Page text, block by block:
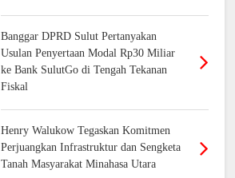
Banggar DPRD Sulut Pertanyakan
Usulan Penyertaan Modal Rp30 Miliar
ke Bank SulutGo di Tengah Tekanan
Fiskal
Henry Walukow Tegaskan Komitmen
Perjuangkan Infrastruktur dan Sengketa
Tanah Masyarakat Minahasa Utara